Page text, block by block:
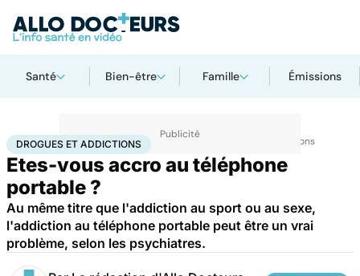
Santé Bien-être Famille Émissions
AccueilSantéMaladiesDrogues et addictions Drogues et addictions
DROGUES ET ADDICTIONS
Etes-vous accro au téléphone
portable ?
Au même titre que l'addiction au sport ou au sexe,
l'addiction au téléphone portable peut être un vrai
problème, selon les psychiatres.